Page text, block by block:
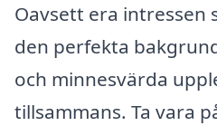
Oavsett era intressen
den perfekta
och minnesvärda
tillsammans. Ta vara